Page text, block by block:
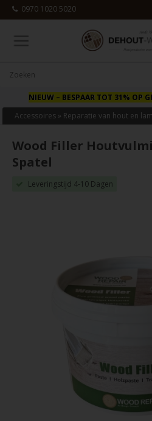
0970 1020 5020
NIEUW – BESPAAR TOT 31% OP
Accessoires » Reparatie van hout en
Wood Filler
Spatel
Leveringstijd 4-10 Dagen